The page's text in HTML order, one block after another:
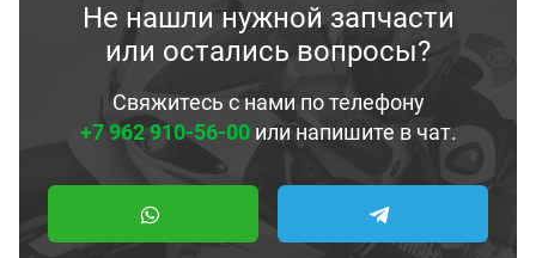
Не нашли нужной запчасти
или остались вопросы?
Свяжитесь с нами по телефону
+7 962 910-56-00или напишите в чат.